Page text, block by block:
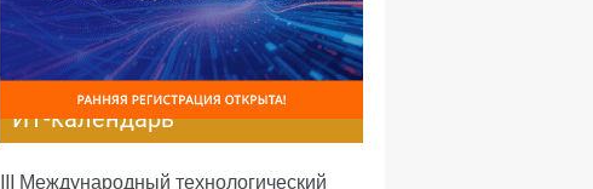
ИТ-календарь
III Международный технологический